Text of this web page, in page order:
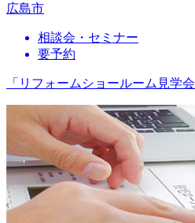
広島市
相談会・セミナー
要予約
「リフォームショールーム見学